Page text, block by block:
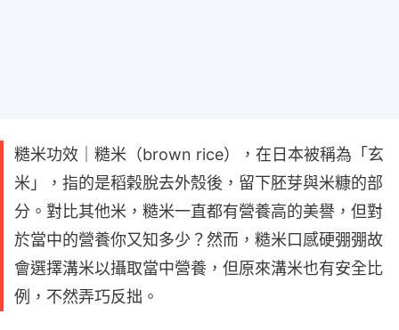
糙米功效｜糙米（brown rice），在日本被稱為「玄
米」，指的是稻榖脫去外殼後，留下胚芽與米糠的部
分。對比其他米，糙米一直都有營養高的美譽，但對
於當中的營養你又知多少？然而，糙米口感硬弸弸故
會選擇溝米以攝取當中營養，但原來溝米也有安全比
例，不然弄巧反拙。